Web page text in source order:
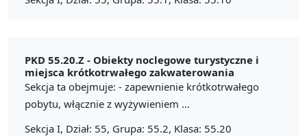
PKD 55.20.Z - Obiekty noclegowe turystyczne i
miejsca krótkotrwałego zakwaterowania
Sekcja ta obejmuje: - zapewnienie krótkotrwałego
pobytu, włącznie z wyżywieniem ...
Sekcja I, Dział: 55, Grupa: 55.2, Klasa: 55.20